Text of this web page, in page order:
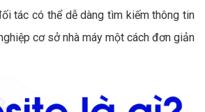
tác có thể dễ dàng tìm kiếm thông tin
cơ sở nhà máy một cách đơn giản